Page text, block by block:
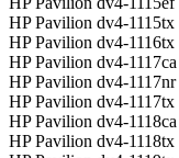
HP Pavilion dv4-1115tx
HP Pavilion dv4-1116tx
HP Pavilion dv4-1117ca
HP Pavilion dv4-1117nr
HP Pavilion dv4-1117tx
HP Pavilion dv4-1118ca
HP Pavilion dv4-1118tx